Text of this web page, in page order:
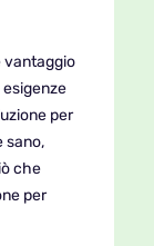
vantaggio
per
sano,
che
per